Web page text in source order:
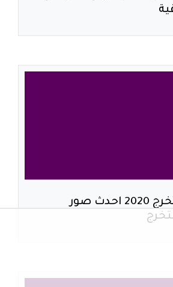
أجمل عبارات تخرج 2020 احدث صور